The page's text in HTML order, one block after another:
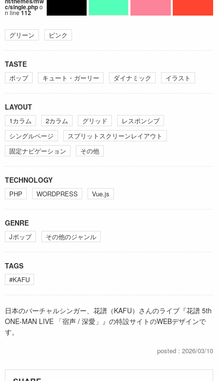
c/single.phpo
n line112
グリーン ピンク
TASTE
ポップ キュート・ガーリー ダイナミック イラスト
LAYOUT
1カラム 2カラム グリッド
レスポンシブ
シングルページ
スプリットスクリーンレイアウト
固定ナビゲーション
その他
TECHNOLOGY
PHP WORDPRESS Vue.js
GENRE
Jポップ その他のジャンル
TAGS
#KAFU
日本のバーチャルシンガー、花譜（KAFU）さんのライブ『花譜 5th
ONE-MAN LIVE 「宿声 / 深愛」』の特設サイトのWEBデザインで
す。
posted : 2026/03/10